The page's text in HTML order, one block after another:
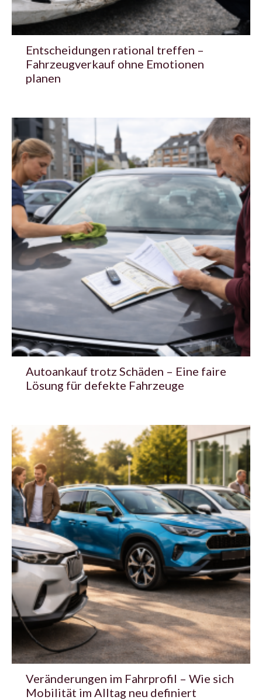
Entscheidungen rational treffen –
Fahrzeugverkauf ohne Emotionen
planen
Autoankauf trotz Schäden – Eine faire
Lösung für defekte Fahrzeuge
Veränderungen im Fahrprofil – Wie sich
Mobilität im Alltag neu definiert